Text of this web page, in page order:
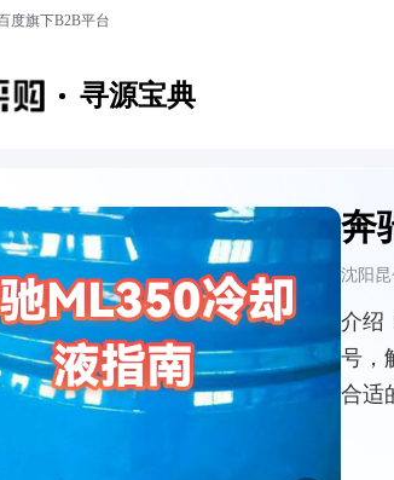
度旗下B2B平台
寻源宝典
奔
沈阳昆
介绍
号，
合适